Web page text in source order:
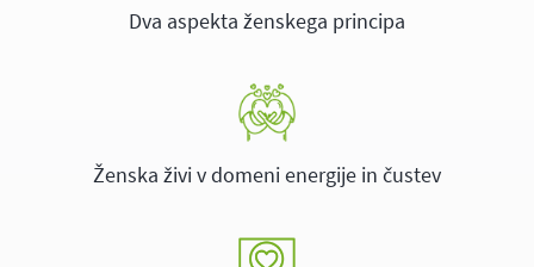
Dva aspekta ženskega principa
Ženska živi v domeni energije in čustev